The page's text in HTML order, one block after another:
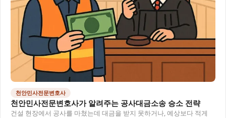
천안민사전문변호사
천안민사전문변호사가 알려주는 공사대금소송 승소 전략
건설 현장에서 공사를 마쳤는데 대금을 받지 못하거나, 예상보다 적게